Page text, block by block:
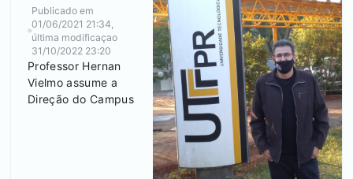
Publicado em
01/06/2021 21:34,
última modificaçao
31/10/2022 23:20
Professor Hernan
Vielmo assume a
Direção do Campus